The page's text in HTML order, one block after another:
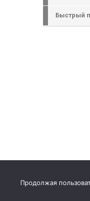
Быстрый
Продолжая